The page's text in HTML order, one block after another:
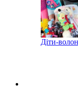
У Дніпрі
Діти-